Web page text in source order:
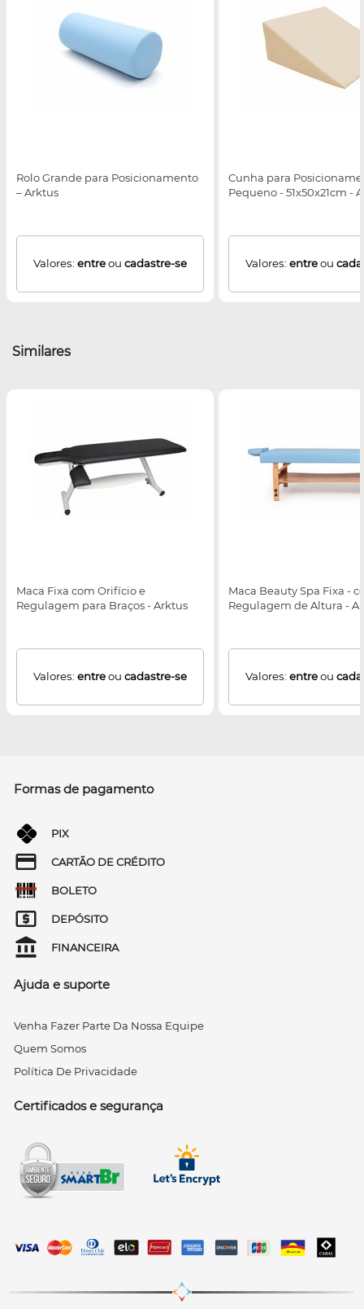
Rolo Grande para Posicionamento
– Arktus
Valores: entreou cadastre-se
Cunha para
Pequeno - 51x50x21cm -
Valores: entreou
Similares
Maca Fixa com Orifício e
Regulagem para Braços - Arktus
Valores: entreou cadastre-se
Maca Beauty Spa Fixa -
Regulagem de Altura -
Valores: entreou
Formas de pagamento
PIX
CARTÃO DE CRÉDITO
BOLETO
DEPÓSITO
FINANCEIRA
Ajuda e suporte
Venha Fazer Parte Da Nossa Equipe
Quem Somos
Política De Privacidade
Certificados e segurança